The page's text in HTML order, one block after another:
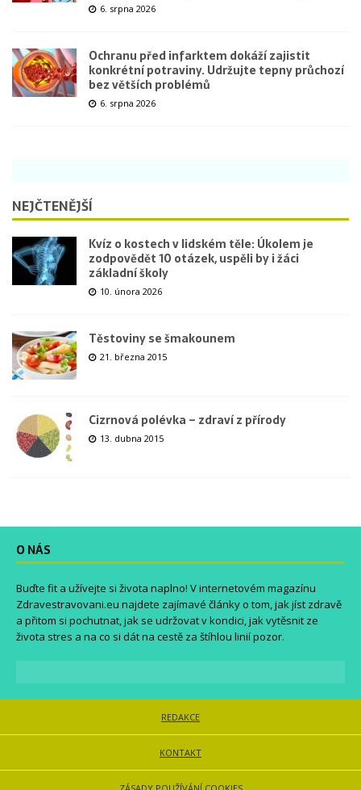
6. srpna 2026
Ochranu před infarktem dokáží zajistit
konkrétní potraviny. Udržujte tepny průchozí
bez větších problémů
6. srpna 2026
NEJČTENĚJŠÍ
Kvíz o kostech v lidském těle: Úkolem je
zodpovědět 10 otázek, uspěli by i žáci
základní školy
10. února 2026
Těstoviny se šmakounem
21. března 2015
Cizrnová polévka – zdraví z přírody
13. dubna 2015
O NÁS
Buďte fit a užívejte si života naplno! V internetovém magazínu
Zdravestravovani.eu najdete zajímavé články o tom, jak jíst zdravě
a přitom si pochutnat, jak se udržovat v kondici, jak vytěsnit ze
života stres a na co si dát na cestě za štíhlou linií pozor.
REDAKCE
KONTAKT